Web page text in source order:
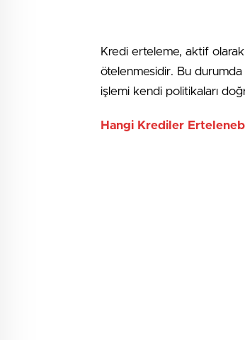
Kredi erteleme, aktif
ötelenmesidir. Bu
işlemi kendi politikaları
Hangi Krediler